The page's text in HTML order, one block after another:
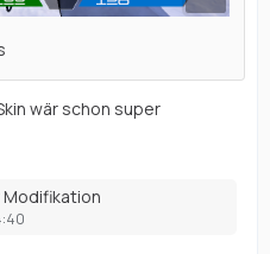
wär schon super